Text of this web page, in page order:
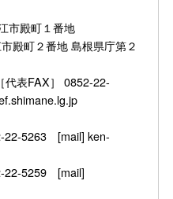
市殿町１番地
殿町２番地 島根県庁第２
表FAX］ 0852-22-
5263 [mail] ken-
5259 [mail]